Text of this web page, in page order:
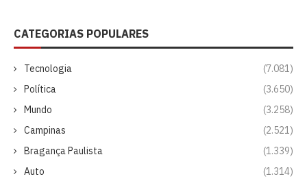
CATEGORIAS POPULARES
Tecnologia
(7.081)
Política
(3.650)
Mundo
(3.258)
Campinas
(2.521)
Bragança Paulista
(1.339)
Auto
(1.314)